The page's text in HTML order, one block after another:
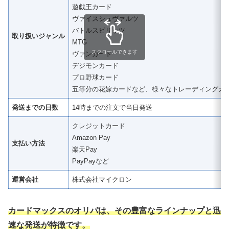
取り扱いジャンル
遊戯王カード
ヴァイスシュヴァルツ
バトルスピリッツ
MTG
ヴァンガード
デジモンカード
プロ野球カード
五等分の花嫁カードなど、様々なトレーディングカ
発送までの日数 14時までの注文で当日発送
支払い方法
クレジットカード
Amazon Pay
楽天Pay
PayPayなど
運営会社 株式会社マイクロン
スクロールできます
カードマックスのオリパは、その豊富なラインナップと迅
速な発送が特徴です。